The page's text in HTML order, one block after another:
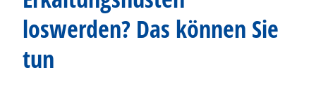
loswerden? Das können Sie
tun